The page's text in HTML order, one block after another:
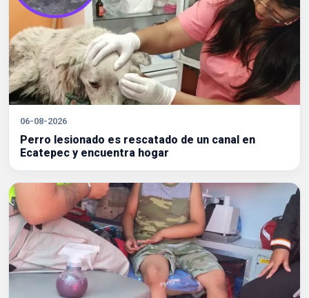
06-08-2026
Perro lesionado es rescatado de un canal en
Ecatepec y encuentra hogar